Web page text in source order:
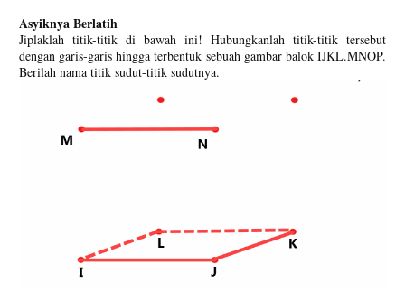
Asyiknya Berlatih
Jiplaklah titik-titik di bawah ini! Hubungkanlah titik-titik tersebut
dengan garis-garis hingga terbentuk sebuah gambar balok IJKL.MNOP.
Berilah nama titik sudut-titik sudutnya.